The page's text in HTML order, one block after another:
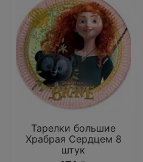
Тарелки большие
Храбрая Сердцем 8
штук